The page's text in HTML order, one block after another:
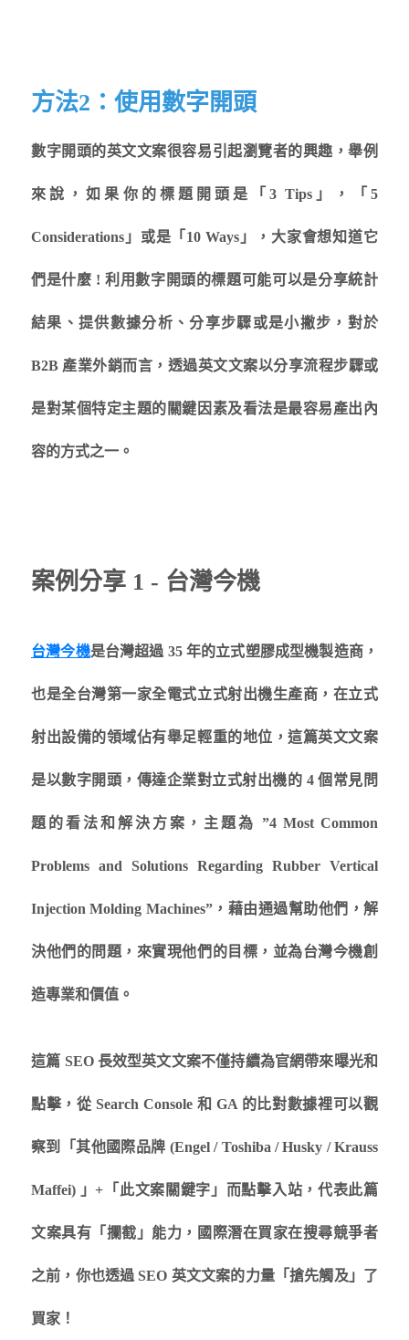
方法2：使用數字開頭
數字開頭的英文文案很容易引起瀏覽者的興趣，舉例
來說，如果你的標題開頭是「3 Tips」，「5
Considerations」或是「10 Ways」，大家會想知道它
們是什麼 ! 利用數字開頭的標題可能可以是分享統計
結果、提供數據分析、分享步驟或是小撇步，對於
B2B 產業外銷而言，透過英文文案以分享流程步驟或
是對某個特定主題的關鍵因素及看法是最容易產出內
容的方式之一。
案例分享 1 - 台灣今機
台灣今機是台灣超過 35 年的立式塑膠成型機製造商，
也是全台灣第一家全電式立式射出機生產商，在立式
射出設備的領域佔有舉足輕重的地位，這篇英文文案
是以數字開頭，傳達企業對立式射出機的 4 個常見問
題的看法和解決方案，主題為 ”4 Most Common
Problems and Solutions Regarding Rubber Vertical
Injection Molding Machines”，藉由通過幫助他們，解
決他們的問題，來實現他們的目標，並為台灣今機創
造專業和價值。
這篇 SEO 長效型英文文案不僅持續為官網帶來曝光和
點擊，從 Search Console 和 GA 的比對數據裡可以觀
察到「其他國際品牌 (Engel / Toshiba / Husky / Krauss
Maffei) 」+「此文案關鍵字」而點擊入站，代表此篇
文案具有「攔截」能力，國際潛在買家在搜尋競爭者
之前，你也透過 SEO 英文文案的力量「搶先觸及」了
買家！